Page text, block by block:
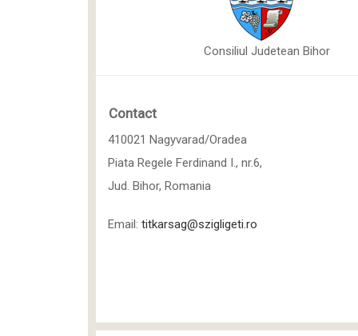
Consiliul Judetean Bihor
Contact
410021 Nagyvarad/Oradea
Piata Regele Ferdinand I., nr.6,
Jud. Bihor, Romania
Email: titkarsag@szigligeti.ro